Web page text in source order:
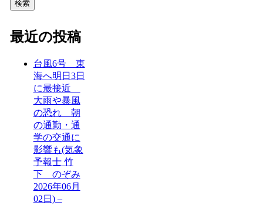
検索
最近の投稿
台風6号 東
海へ明日3日
に最接近
大雨や暴風
の恐れ 朝
の通勤・通
学の交通に
影響も(気象
予報士 竹
下 のぞみ
2026年06月
02日) –